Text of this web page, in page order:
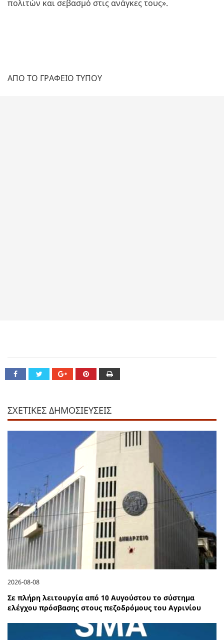
πολιτών και σεβασμό στις ανάγκες τους».
ΑΠΟ ΤΟ ΓΡΑΦΕΙΟ ΤΥΠΟΥ
ΣΧΕΤΙΚΕΣ ΔΗΜΟΣΙΕΥΣΕΙΣ
2026-08-08
Σε πλήρη λειτουργία από 10 Αυγούστου το σύστημα
ελέγχου πρόσβασης στους πεζοδρόμους του Αγρινίου